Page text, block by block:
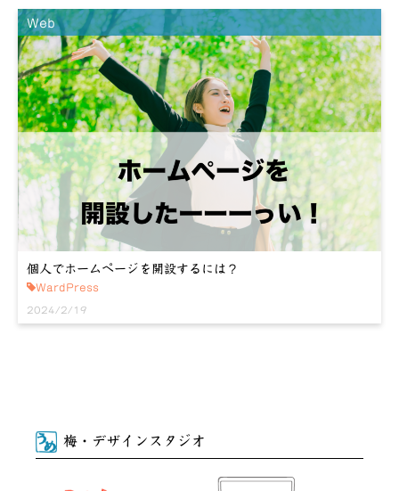
Web
個人でホームページを開設するには？
WardPress
2024/2/19
梅・デザインスタジオ